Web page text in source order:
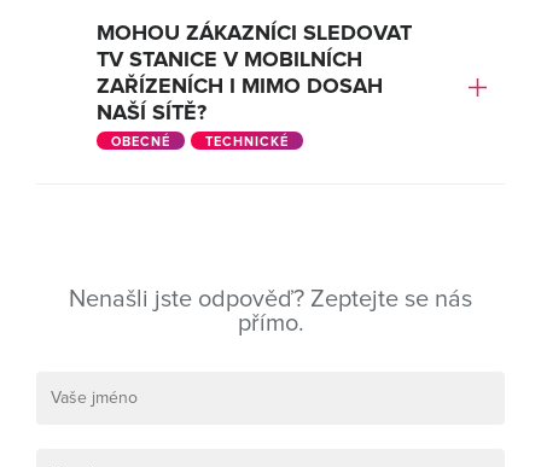
MOHOU ZÁKAZNÍCI SLEDOVAT
TV STANICE V MOBILNÍCH
ZAŘÍZENÍCH I MIMO DOSAH
NAŠÍ SÍTĚ?
OBECNÉ TECHNICKÉ
Nenašli jste odpověď? Zeptejte se nás
přímo.